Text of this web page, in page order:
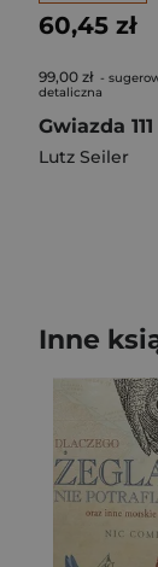
60,45 zł
99,00 zł -
detaliczna
Gwiazda 111
Lutz Seiler
Inne